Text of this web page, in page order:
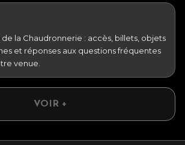
de la Chaudronnerie : accès, billets, objets
et réponses aux questions fréquentes
venue.
VOIR +